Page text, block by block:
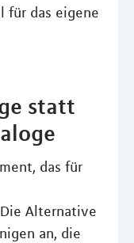
für das eigene
statt
das für
Alternative
an, die